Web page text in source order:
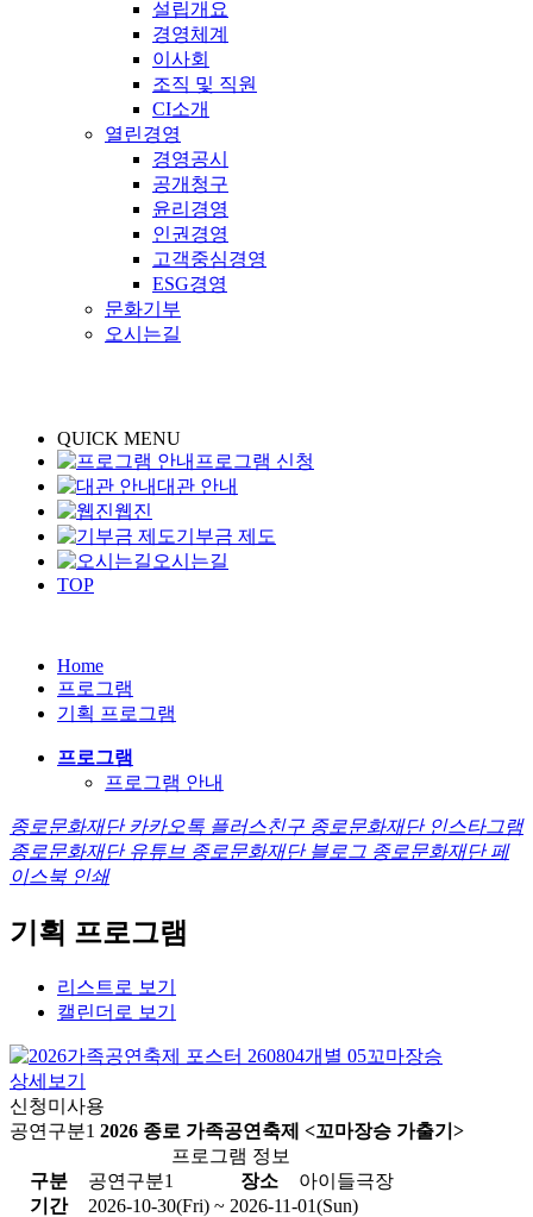
설립개요
경영체계
이사회
조직 및 직원
CI소개
열린경영
경영공시
공개청구
윤리경영
인권경영
고객중심경영
ESG경영
문화기부
오시는길
QUICK MENU
프로그램 신청
대관 안내
웹진
기부금 제도
오시는길
TOP
Home
프로그램
기획 프로그램
프로그램
프로그램 안내
종로문화재단 카카오톡 플러스친구 종로문화재단 인스타그램
종로문화재단 유튜브 종로문화재단 블로그 종로문화재단 페
이스북 인쇄
기획 프로그램
리스트로 보기
캘린더로 보기
상세보기
신청미사용
공연구분1 2026 종로 가족공연축제 <꼬마장승 가출기>
프로그램 정보
구분
공연구분1 장소
아이들극장
기간
2026-10-30(Fri) ~ 2026-11-01(Sun)